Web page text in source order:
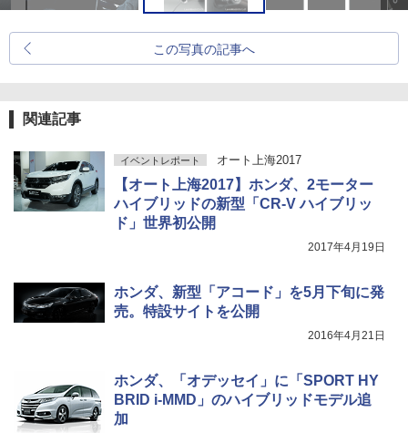
この写真の記事へ
関連記事
イベントレポート オート上海2017
【オート上海2017】ホンダ、2モーター
ハイブリッドの新型「CR-V ハイブリッ
ド」世界初公開
2017年4月19日
ホンダ、新型「アコード」を5月下旬に発
売。特設サイトを公開
2016年4月21日
ホンダ、「オデッセイ」に「SPORT HY
BRID i-MMD」のハイブリッドモデル追
加